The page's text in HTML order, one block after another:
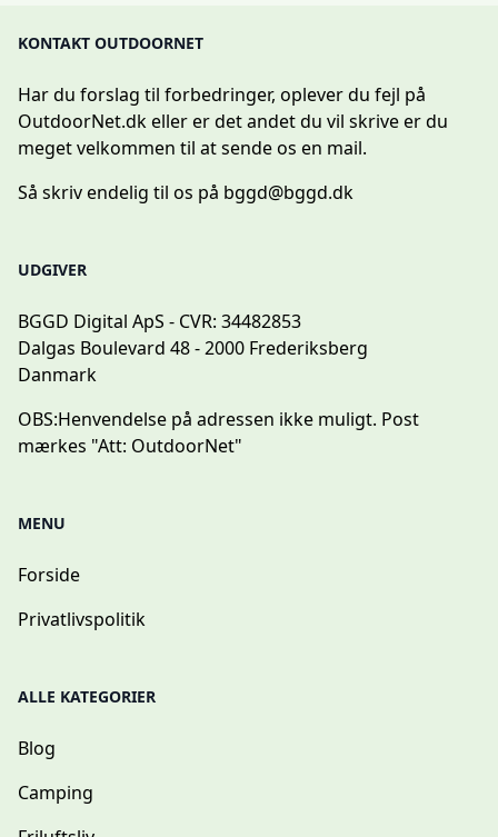
KONTAKT OUTDOORNET
Har du forslag til forbedringer, oplever du fejl på
OutdoorNet.dk eller er det andet du vil skrive er du
meget velkommen til at sende os en mail.
Så skriv endelig til os på bggd@bggd.dk
UDGIVER
BGGD Digital ApS - CVR: 34482853
Dalgas Boulevard 48 - 2000 Frederiksberg
Danmark
OBS:Henvendelse på adressen ikke muligt. Post
mærkes "Att: OutdoorNet"
MENU
Forside
Privatlivspolitik
ALLE KATEGORIER
Blog
Camping